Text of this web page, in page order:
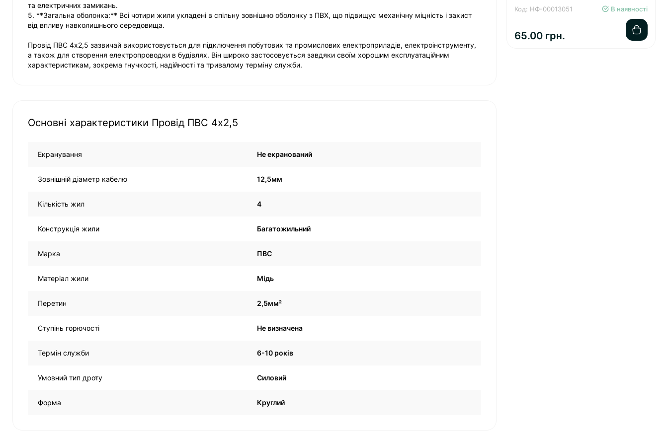
та електричних замикань.
5. **Загальна оболонка:** Всі чотири жили укладені в спільну зовнішню оболонку з ПВХ, що підвищує механічну міцність і захист
від впливу навколишнього середовища.
Провід ПВС 4х2,5 зазвичай використовується для підключення побутових та промислових електроприладів, електроінструменту,
а також для створення електропроводки в будівлях. Він широко застосовується завдяки своїм хорошим експлуатаційним
характеристикам, зокрема гнучкості, надійності та тривалому терміну служби.
Основні характеристики Провід ПВС 4х2,5
Екранування Не екранований
Зовнішній діаметр кабелю 12,5мм
Кількість жил 4
Конструкція жили Багатожильний
Марка ПВС
Матеріал жили Мідь
Перетин 2,5мм²
Ступінь горючості Не визначена
Термін служби 6-10 років
Умовний тип дроту Силовий
Форма Круглий
Код: НФ-00013051 В наявності
65.00 грн.